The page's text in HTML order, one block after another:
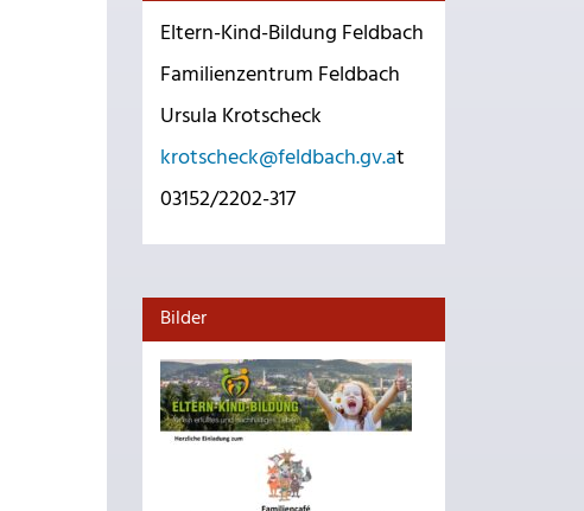
Eltern-Kind-Bildung Feldbach
Familienzentrum Feldbach
Ursula Krotscheck
krotscheck@feldbach.gv.at
03152/2202-317
Bilder